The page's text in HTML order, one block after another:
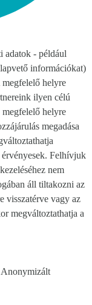
adatok - például
információkat)
megfelelő helyre
ilyen célú
megfelelő helyre
megadása
Felhívjuk
nem
áll tiltakozni az
visszatérve vagy az
megváltoztathatja a
Anonymizált